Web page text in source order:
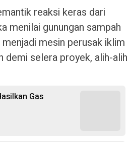
reaksi keras dari
menilai gunungan sampah
mesin perusak iklim
demi selera proyek, alih-alih
Gas